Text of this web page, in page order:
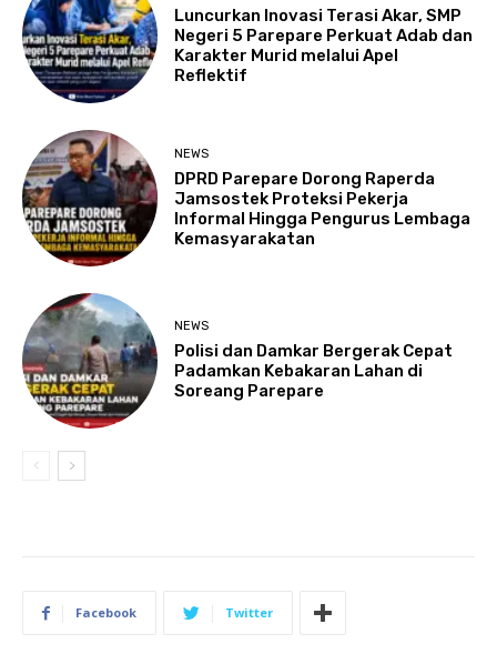
Luncurkan Inovasi Terasi Akar, SMP
Negeri 5 Parepare Perkuat Adab dan
Karakter Murid melalui Apel
Reflektif
NEWS
DPRD Parepare Dorong Raperda
Jamsostek Proteksi Pekerja
Informal Hingga Pengurus Lembaga
Kemasyarakatan
NEWS
Polisi dan Damkar Bergerak Cepat
Padamkan Kebakaran Lahan di
Soreang Parepare
Facebook Twitter